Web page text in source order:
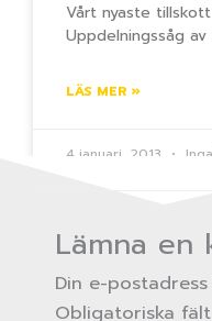
Vårt nyaste
Uppdelningssåg av
LÄS MER »
4 januari, 2013
Lämna en
Din e-
Obligatoriska